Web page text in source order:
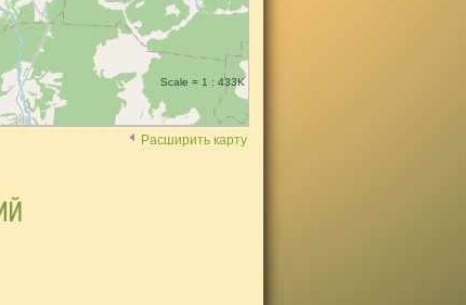
Scale = 1 : 433K
Расширить карту